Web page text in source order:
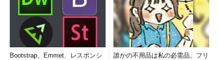
Bootstrap、Emmet、レスポンシ
誰かの不用品は私の必需品。フリ